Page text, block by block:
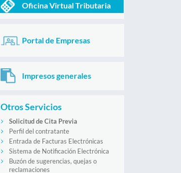
Oficina Virtual Tributaria
Portal de Empresas
Impresos generales
Otros Servicios
Solicitud de Cita Previa
Perfil del contratante
Entrada de Facturas Electrónicas
Sistema de Notificación Electrónica
Buzón de sugerencias, quejas o
reclamaciones